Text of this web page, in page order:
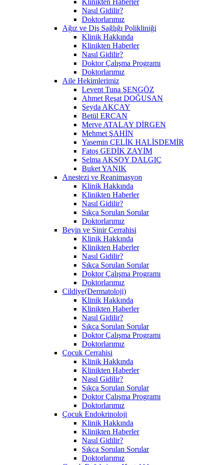
Nasıl Gidilir?
Doktorlarımız
Ağız ve Diş Sağlığı Polikliniği
Klinik Hakkında
Klinikten Haberler
Nasıl Gidilir?
Doktor Çalışma Programı
Doktorlarımız
Aile Hekimlerimiz
Levent Tuna ŞENGÖZ
Ahmet Reşat DOĞUSAN
Şeyda AKÇAY
Betül ERCAN
Merve ATALAY DİRGEN
Mehmet ŞAHİN
Yasemin ÇELİK HALİSDEMİR
Fatoş GEDİK ZAYİM
Selma AKSOY DALGIÇ
Buket YANIK
Anestezi ve Reanimasyon
Klinik Hakkında
Klinikten Haberler
Nasıl Gidilir?
Sıkça Sorulan Sorular
Doktorlarımız
Beyin ve Sinir Cerrahisi
Klinik Hakkında
Klinikten Haberler
Nasıl Gidilir?
Sıkça Sorulan Sorular
Doktor Çalışma Programı
Doktorlarımız
Cildiye(Dermatoloji)
Klinik Hakkında
Klinikten Haberler
Nasıl Gidilir?
Sıkça Sorulan Sorular
Doktor Çalışma Programı
Doktorlarımız
Çocuk Cerrahisi
Klinik Hakkında
Klinikten Haberler
Nasıl Gidilir?
Sıkça Sorulan Sorular
Doktor Çalışma Programı
Doktorlarımız
Çocuk Endokrinoloji
Klinik Hakkında
Klinikten Haberler
Nasıl Gidilir?
Sıkça Sorulan Sorular
Doktorlarımız